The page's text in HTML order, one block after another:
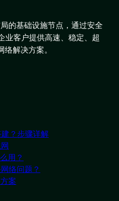
的基础设施节点，通过安全
业客户提供高速、稳定、超
解决方案。
？步骤详解
用？
络问题？
案